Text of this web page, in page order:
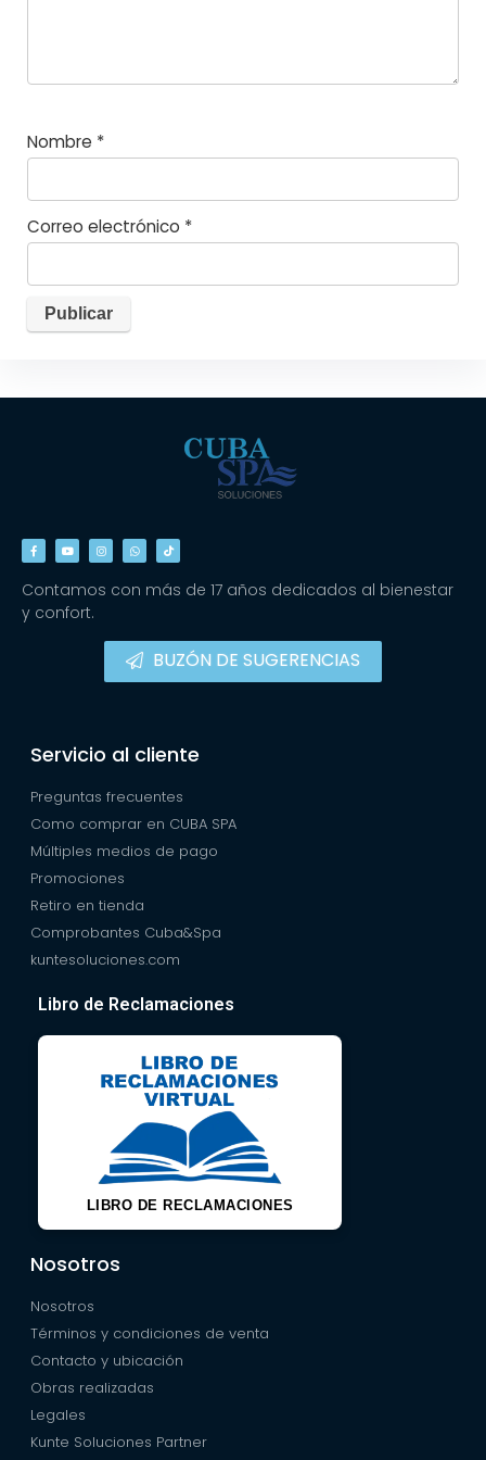
Nombre *
Correo electrónico *
Contamos con más de 17 años dedicados al bienestar
y confort.
BUZÓN DE SUGERENCIAS
Servicio al cliente
Preguntas frecuentes
Como comprar en CUBA SPA
Múltiples medios de pago
Promociones
Retiro en tienda
Comprobantes Cuba&Spa
kuntesoluciones.com
Libro de Reclamaciones
LIBRO DE RECLAMACIONES
Nosotros
Nosotros
Términos y condiciones de venta
Contacto y ubicación
Obras realizadas
Legales
Kunte Soluciones Partner